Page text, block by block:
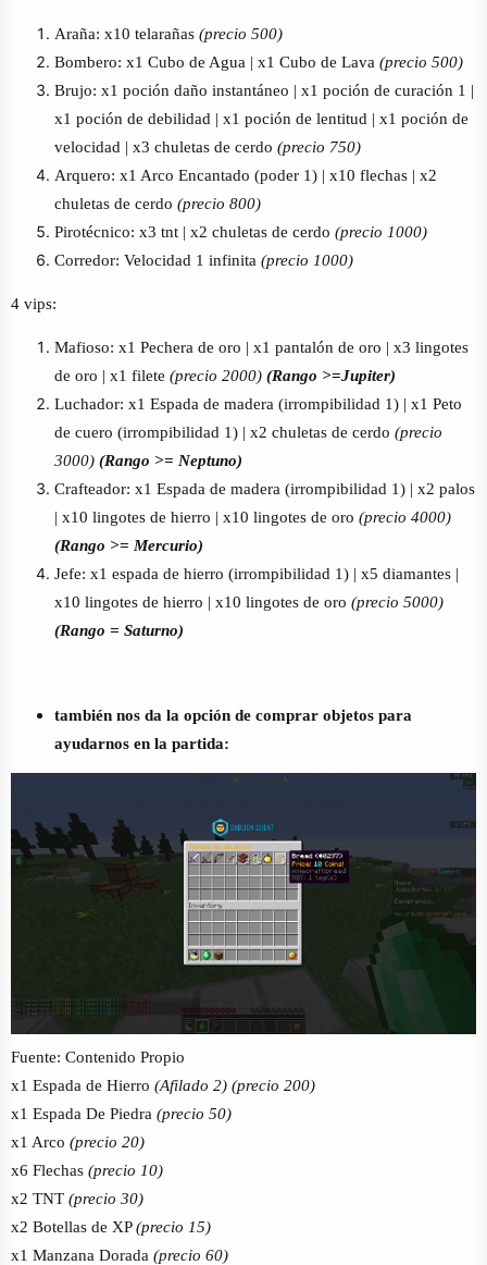
Araña: x10 telarañas (precio 500)
Bombero: x1 Cubo de Agua | x1 Cubo de Lava (precio 500)
Brujo: x1 poción daño instantáneo | x1 poción de curación 1 |
x1 poción de debilidad | x1 poción de lentitud | x1 poción de
velocidad | x3 chuletas de cerdo (precio 750)
Arquero: x1 Arco Encantado (poder 1) | x10 flechas | x2
chuletas de cerdo (precio 800)
Pirotécnico: x3 tnt | x2 chuletas de cerdo (precio 1000)
Corredor: Velocidad 1 infinita (precio 1000)
4 vips:
Mafioso: x1 Pechera de oro | x1 pantalón de oro | x3 lingotes
de oro | x1 filete (precio 2000) (Rango >=Jupiter)
Luchador: x1 Espada de madera (irrompibilidad 1) | x1 Peto
de cuero (irrompibilidad 1) | x2 chuletas de cerdo (precio
3000) (Rango >= Neptuno)
Crafteador: x1 Espada de madera (irrompibilidad 1) | x2 palos
| x10 lingotes de hierro | x10 lingotes de oro (precio 4000)
(Rango >= Mercurio)
Jefe: x1 espada de hierro (irrompibilidad 1) | x5 diamantes |
x10 lingotes de hierro | x10 lingotes de oro (precio 5000)
(Rango = Saturno)
también nos da la opción de comprar objetos para
ayudarnos en la partida:
Fuente: Contenido Propio
x1 Espada de Hierro (Afilado 2) (precio 200)
x1 Espada De Piedra (precio 50)
x1 Arco (precio 20)
x6 Flechas (precio 10)
x2 TNT (precio 30)
x2 Botellas de XP(precio 15)
x1 Manzana Dorada (precio 60)